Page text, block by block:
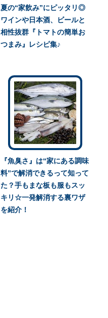
夏の“家飲み”にピッタリ◎
ワインや日本酒、ビールと
相性抜群『トマトの簡単お
つまみ』レシピ集♪
『魚臭さ』は“家にある調味
料”で解消できるって知って
た？手もまな板も服もスッ
キリ☆一発解消する裏ワザ
を紹介！